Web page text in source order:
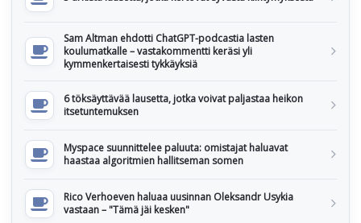
Sam Altman ehdotti ChatGPT-podcastia lasten
koulumatkalle – vastakommentti keräsi yli
kymmenkertaisesti tykkäyksiä
6 töksäyttävää lausetta, jotka voivat paljastaa heikon
itsetuntemuksen
Myspace suunnittelee paluuta: omistajat haluavat
haastaa algoritmien hallitseman somen
Rico Verhoeven haluaa uusinnan Oleksandr Usykia
vastaan – "Tämä jäi kesken"